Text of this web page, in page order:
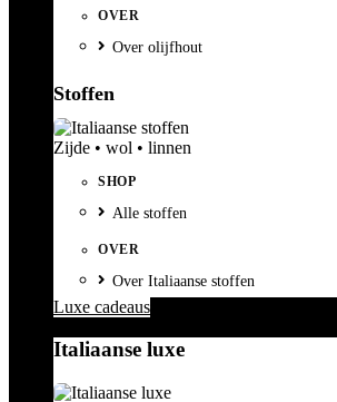
OVER
Over olijfhout
Stoffen
Zijde • wol • linnen
SHOP
Alle stoffen
OVER
Over Italiaanse stoffen
Luxe cadeaus
Italiaanse luxe